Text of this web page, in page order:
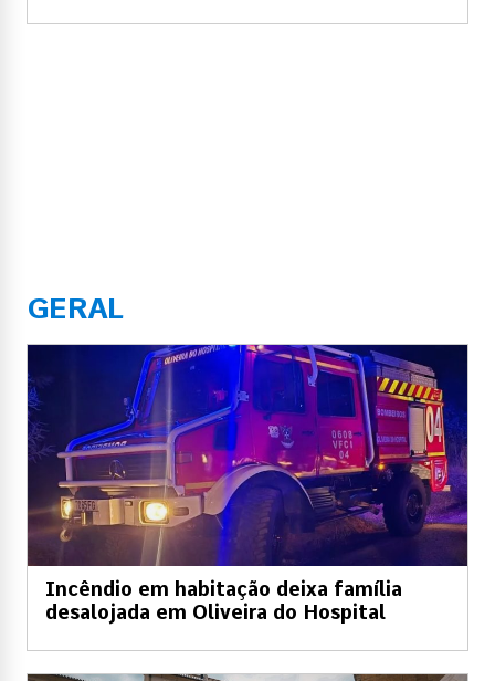
GERAL
Incêndio em habitação deixa família
desalojada em Oliveira do Hospital